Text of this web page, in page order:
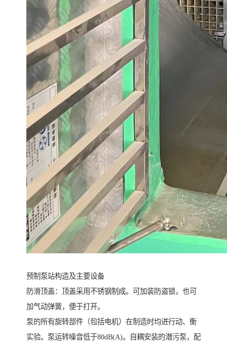
预制泵站构造及主要设备
防滑顶盖：顶盖采用不锈钢制成。可加装防盗锁，也可
加气动弹簧，便于打开。
泵的所有旋转部件（包括电机）在制造时均进行动、衡
实验。泵运转噪音低于80dB(A)。自耦安装的潜污泵，配